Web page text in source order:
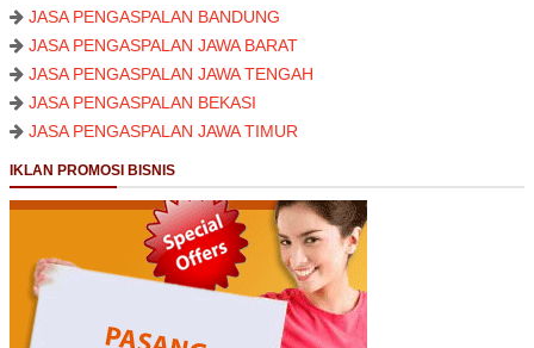
JASA PENGASPALAN BANDUNG
JASA PENGASPALAN JAWA BARAT
JASA PENGASPALAN JAWA TENGAH
JASA PENGASPALAN BEKASI
JASA PENGASPALAN JAWA TIMUR
IKLAN PROMOSI BISNIS